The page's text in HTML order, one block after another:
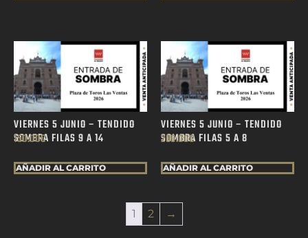
VIERNES 5 JUNIO – TENDIDO
SOMBRA FILAS 9 A 14
150.00€
AÑADIR AL CARRITO
VIERNES 5 JUNIO – TENDIDO
SOMBRA FILAS 5 A 8
200.00€
AÑADIR AL CARRITO
1 2 →